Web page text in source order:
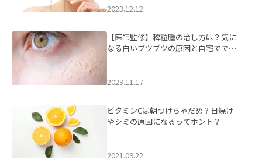
2023.12.12
【医師監修】稗粒腫の治し方は？気に
なる白いブツブツの原因と自宅ででき
2023.11.17
ビタミンCは朝つけちゃだめ？日焼け
やシミの原因になるってホント？
2021.09.22